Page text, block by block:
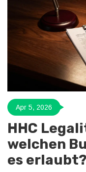
Apr 5, 2026
HHC
welchen
es erlaubt?